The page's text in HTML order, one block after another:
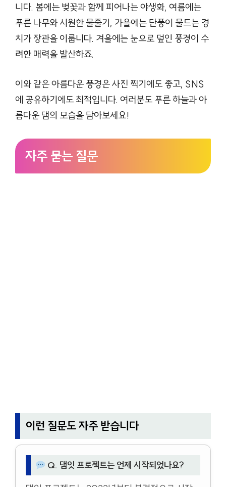
니다. 봄에는 벚꽃과 함께 피어나는 야생화, 여름에는
푸른 나무와 시원한 물줄기, 가을에는 단풍이 물드는 경
치가 장관을 이룹니다. 겨울에는 눈으로 덮인 풍경이 수
려한 매력을 발산하죠.
이와 같은 아름다운 풍경은 사진 찍기에도 좋고, SNS
에 공유하기에도 최적입니다. 여러분도 푸른 하늘과 아
름다운 댐의 모습을 담아보세요!
자주 묻는 질문
이런 질문도 자주 받습니다
Q. 댐잇 프로젝트는 언제 시작되었나요?